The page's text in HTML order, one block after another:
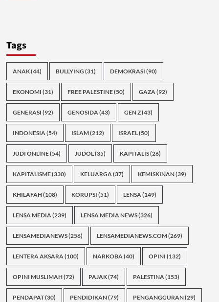
Tags
ANAK(44) BULLYING (31) DEMOKRASI (90)
EKONOMI (31) FREE PALESTINE(50) GAZA(92)
GENERASI (92) GENOSIDA(43) GEN Z(43)
INDONESIA(54) ISLAM(212) ISRAEL(50)
JUDI ONLINE(54) JUDOL(35) KAPITALIS(26)
KAPITALISME(330) KELUARGA(37) KEMISKINAN(39)
KHILAFAH(108) KORUPSI (51) LENSA(149)
LENSA MEDIA(239) LENSA MEDIA NEWS(326)
LENSAMEDIANEWS(256) LENSAMEDIANEWS.COM(269)
LENTERA AKSARA(100) NARKOBA(40) OPINI (132)
OPINI MUSLIMAH(72) PAJAK(74) PALESTINA(153)
PENDAPAT(30) PENDIDIKAN(79) PENGANGGURAN(29)